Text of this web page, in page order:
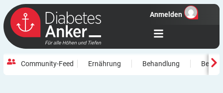
Anmelden
Community-Feed Ernährung Behandlung